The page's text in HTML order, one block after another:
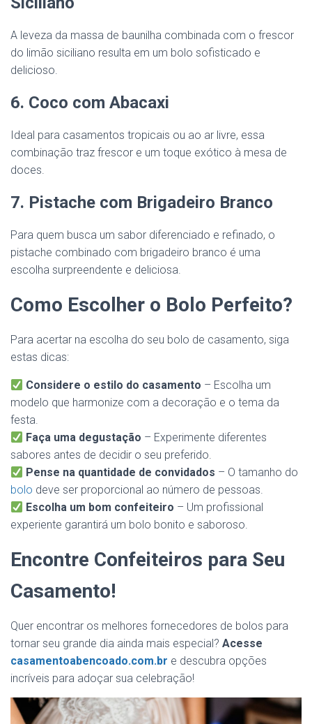
A leveza da massa de baunilha combinada com o frescor
do limão siciliano resulta em um bolo sofisticado e
delicioso.
6. Coco com Abacaxi
Ideal para casamentos tropicais ou ao ar livre, essa
combinação traz frescor e um toque exótico à mesa de
doces.
7. Pistache com Brigadeiro Branco
Para quem busca um sabor diferenciado e refinado, o
pistache combinado com brigadeiro branco é uma
escolha surpreendente e deliciosa.
Como Escolher o Bolo Perfeito?
Para acertar na escolha do seu bolo de casamento, siga
estas dicas:
Considere o estilo do casamento – Escolha um
modelo que harmonize com a decoração e o tema da
festa.
Faça uma degustação – Experimente diferentes
sabores antes de decidir o seu preferido.
Pense na quantidade de convidados – O tamanho do
bolo deve ser proporcional ao número de pessoas.
Escolha um bom confeiteiro – Um profissional
experiente garantirá um bolo bonito e saboroso.
Encontre Confeiteiros para Seu
Casamento!
Quer encontrar os melhores fornecedores de bolos para
tornar seu grande dia ainda mais especial? Acesse
casamentoabencoado.com.br e descubra opções
incríveis para adoçar sua celebração!